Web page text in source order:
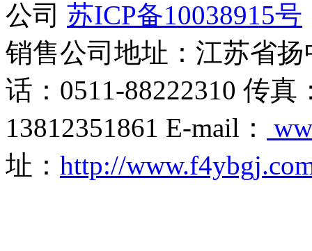
公司 苏ICP备10038915号
销售公司地址：江苏省
话：0511-88222310 传真
13812351861 E-mail：
址： http://